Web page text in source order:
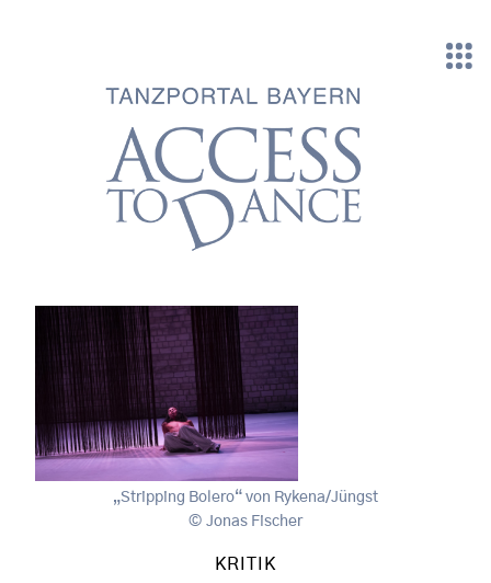
„Stripping Bolero“ von Rykena/Jüngst
Jonas Fischer
KRITIK